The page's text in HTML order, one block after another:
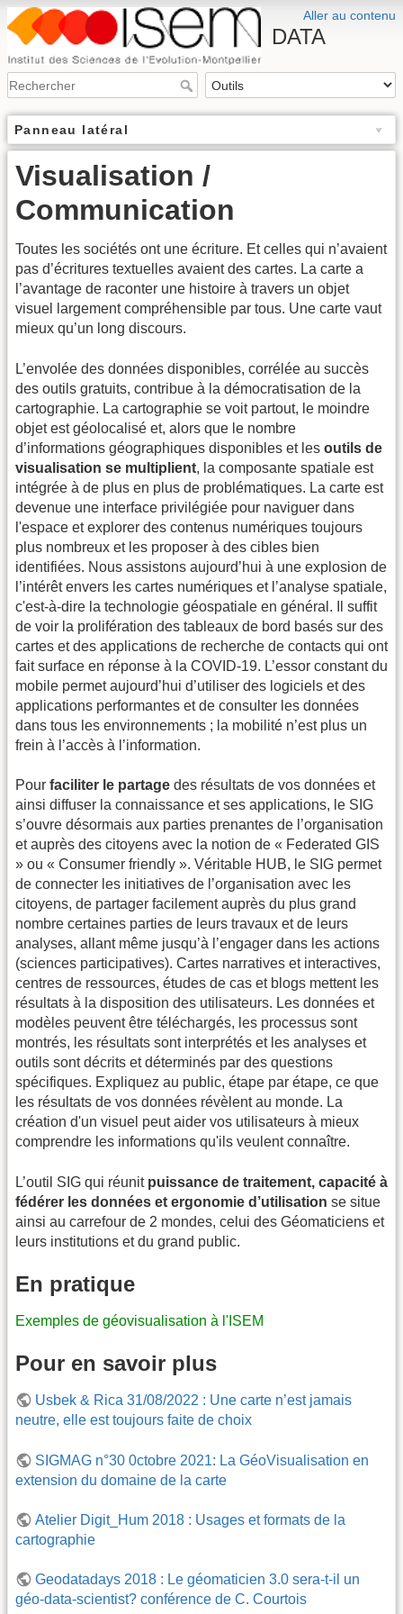
Aller au contenu
DATA
Panneau latéral
Visualisation /
Communication
Toutes les sociétés ont une écriture. Et celles qui n’avaient
pas d’écritures textuelles avaient des cartes. La carte a
l’avantage de raconter une histoire à travers un objet
visuel largement compréhensible par tous. Une carte vaut
mieux qu’un long discours.
L’envolée des données disponibles, corrélée au succès
des outils gratuits, contribue à la démocratisation de la
cartographie. La cartographie se voit partout, le moindre
objet est géolocalisé et, alors que le nombre
d’informations géographiques disponibles et les outils de
visualisation se multiplient, la composante spatiale est
intégrée à de plus en plus de problématiques. La carte est
devenue une interface privilégiée pour naviguer dans
l'espace et explorer des contenus numériques toujours
plus nombreux et les proposer à des cibles bien
identifiées. Nous assistons aujourd’hui à une explosion de
l’intérêt envers les cartes numériques et l’analyse spatiale,
c'est-à-dire la technologie géospatiale en général. Il suffit
de voir la prolifération des tableaux de bord basés sur des
cartes et des applications de recherche de contacts qui ont
fait surface en réponse à la COVID-19. L’essor constant du
mobile permet aujourd’hui d’utiliser des logiciels et des
applications performantes et de consulter les données
dans tous les environnements ; la mobilité n’est plus un
frein à l’accès à l’information.
Pour faciliter le partage des résultats de vos données et
ainsi diffuser la connaissance et ses applications, le SIG
s’ouvre désormais aux parties prenantes de l’organisation
et auprès des citoyens avec la notion de « Federated GIS
» ou « Consumer friendly ». Véritable HUB, le SIG permet
de connecter les initiatives de l’organisation avec les
citoyens, de partager facilement auprès du plus grand
nombre certaines parties de leurs travaux et de leurs
analyses, allant même jusqu’à l’engager dans les actions
(sciences participatives). Cartes narratives et interactives,
centres de ressources, études de cas et blogs mettent les
résultats à la disposition des utilisateurs. Les données et
modèles peuvent être téléchargés, les processus sont
montrés, les résultats sont interprétés et les analyses et
outils sont décrits et déterminés par des questions
spécifiques. Expliquez au public, étape par étape, ce que
les résultats de vos données révèlent au monde. La
création d'un visuel peut aider vos utilisateurs à mieux
comprendre les informations qu'ils veulent connaître.
L’outil SIG qui réunit puissance de traitement, capacité à
fédérer les données et ergonomie d’utilisation se situe
ainsi au carrefour de 2 mondes, celui des Géomaticiens et
leurs institutions et du grand public.
En pratique
Exemples de géovisualisation à l'ISEM
Pour en savoir plus
Usbek & Rica 31/08/2022 : Une carte n’est jamais
neutre, elle est toujours faite de choix
SIGMAG n°30 0ctobre 2021: La GéoVisualisation en
extension du domaine de la carte
Atelier Digit_Hum 2018 : Usages et formats de la
cartographie
Geodatadays 2018 : Le géomaticien 3.0 sera-t-il un
géo-data-scientist? conférence de C. Courtois